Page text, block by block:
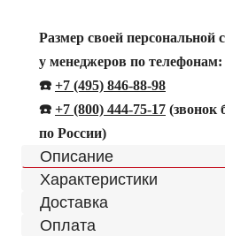
Размер своей персональной
у менеджеров по телефонам:
☎️ +7 (495) 846-88-98
☎️ +7 (800) 444-75-17 (звонок
по России)
Описание
Характеристики
Доставка
Оплата